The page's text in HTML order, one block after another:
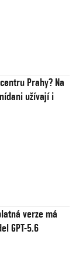
Prahy? Na
užívají i
verze má
GPT-5.6